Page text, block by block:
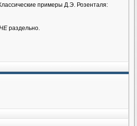
примеры Д.Э. Розенталя:
раздельно.